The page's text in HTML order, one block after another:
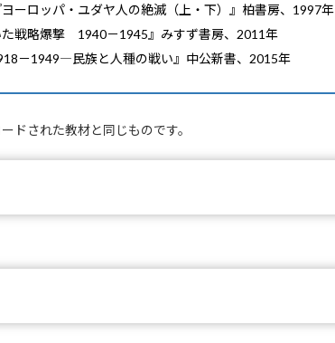
ーロッパ・ユダヤ人の絶滅（上・下）』柏書房、1997年
戦略爆撃 1940－1945』みすず書房、2011年
－1949―民族と人種の戦い』中公新書、2015年
ドされた教材と同じものです。